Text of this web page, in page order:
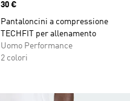
Price
30 €
Pantaloncini a compressione
TECHFIT per allenamento
Uomo Performance
2 colori